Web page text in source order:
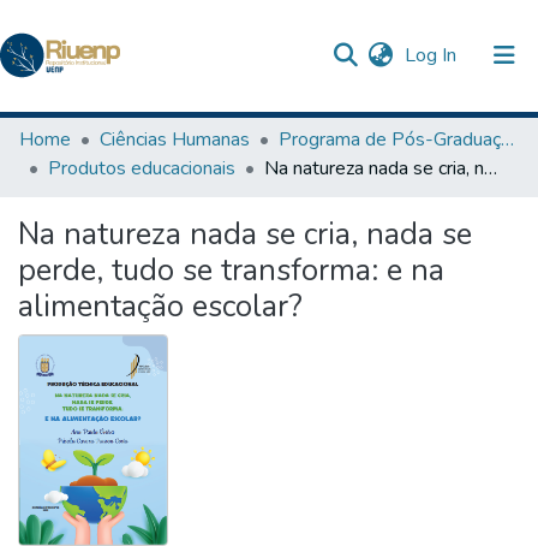
Log In (current)
Communities & Collections
Statistics
Home Ciências Humanas
Programa de Pós-Graduação em Ensino
Produtos educacionais
Na natureza nada se cria, nada se perde, tudo se transforma: e na alimentação escolar?
Na natureza nada se cria, nada se
perde, tudo se transforma: e na
alimentação escolar?